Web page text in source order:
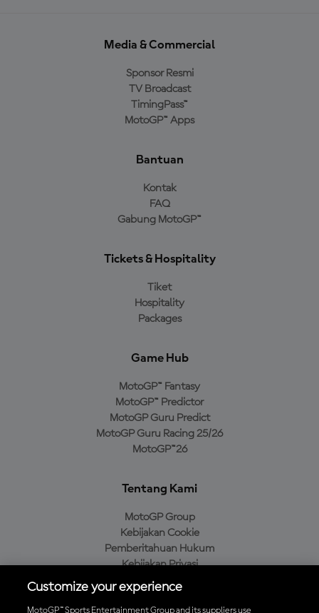
Media & Commercial
Sponsor Resmi
TV Broadcast
TimingPass™
MotoGP™ Apps
Bantuan
Kontak
FAQ
Gabung MotoGP™
Tickets & Hospitality
Tiket
Hospitality
Packages
Game Hub
MotoGP™ Fantasy
MotoGP™ Predictor
MotoGP Guru Predict
MotoGP Guru Racing 25/26
MotoGP™26
Tentang Kami
MotoGP Group
Kebijakan Cookie
Pemberitahuan Hukum
Kebijakan Privasi
Kebijakan Pembelian
Customize your experience
MotoGP™ Sports Entertainment Group and its suppliers use